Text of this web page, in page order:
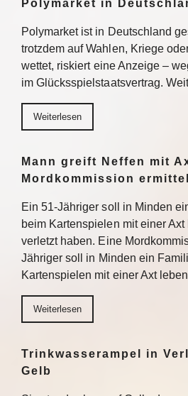
Polymarket in
Polymarket ist in Deutschland
trotzdem auf Wahlen, Kriege
wettet, riskiert eine Anzeige –
im Glücksspielstaatsvertrag.
Weiterlesen
Mann greift Neffen mit
Mordkommission
Ein 51-Jähriger soll in Minden
beim Kartenspielen mit einer
verletzt haben. Eine
Jähriger soll in Minden ein
Kartenspielen mit einer Axt
Weiterlesen
Trinkwasserampel in
Gelb